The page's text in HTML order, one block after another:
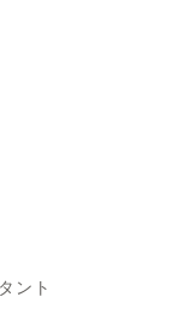
ント